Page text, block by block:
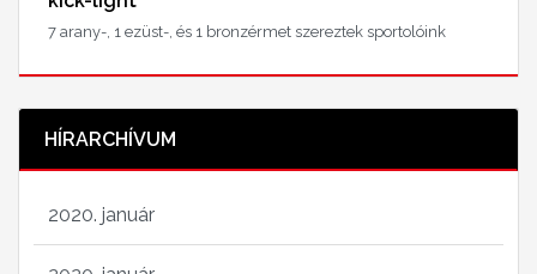
7 arany-, 1 ezüst-, és 1 bronzérmet szereztek sportolóink
HÍRARCHÍVUM
2020. január